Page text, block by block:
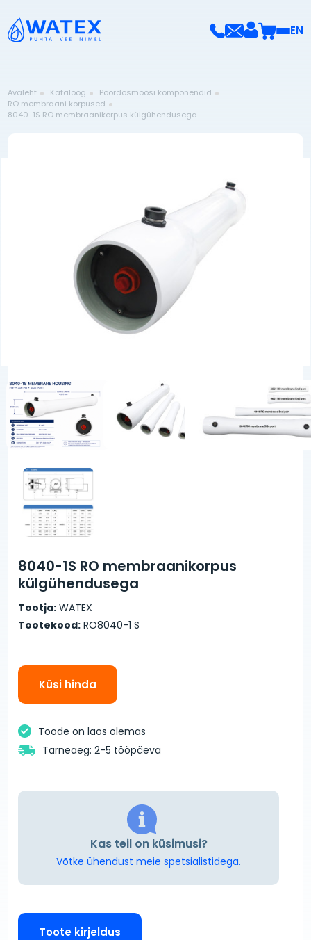
EN
Avaleht Kataloog
Pöördosmoosi komponendid
RO membraani korpused
8040-1S RO membraanikorpus külgühendusega
8040-1S RO membraanikorpus
külgühendusega
Tootja: WATEX
Tootekood: RO8040-1 S
Küsi hinda
Toode on laos olemas
Tarneaeg: 2-5 tööpäeva
Kas teil on küsimusi?
Võtke ühendust meie spetsialistidega.
Toote kirjeldus